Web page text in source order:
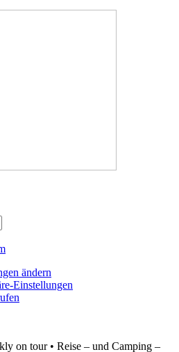
ändern
Einstellungen
on tour • Reise – und Camping –